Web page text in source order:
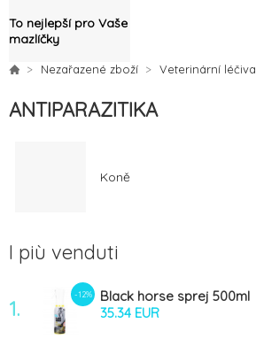
To nejlepší pro Vaše
mazlíčky
Nezařazené zboží Veterinární léčiva
ANTIPARAZITIKA
Koně
I più venduti
1.
-12%
Black horse sprej 500ml
35.34 EUR